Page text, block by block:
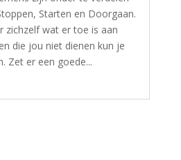
Starten en Doorgaan.
zichzelf wat er toe is aan
die jou niet dienen kun je
Zet er een goede...